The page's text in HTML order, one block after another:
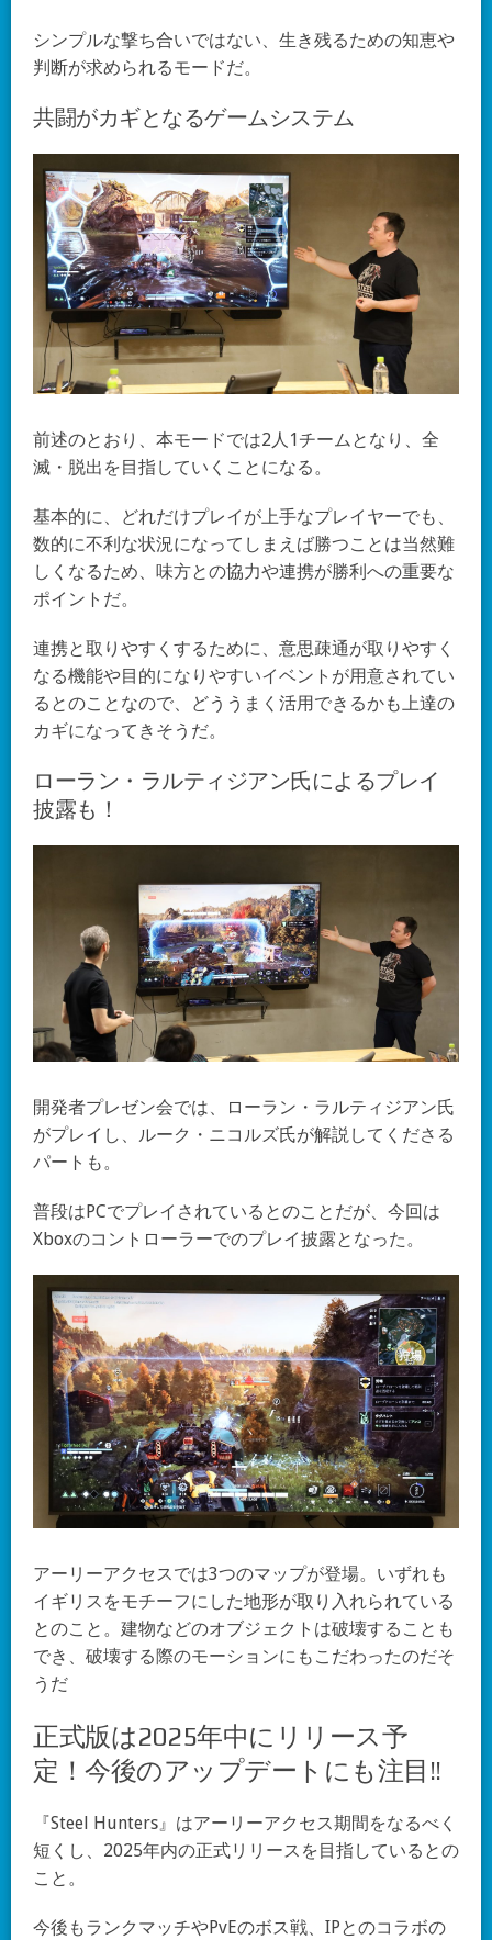
シンプルな撃ち合いではない、生き残るための知恵や
判断が求められるモードだ。
共闘がカギとなるゲームシステム
前述のとおり、本モードでは2人1チームとなり、全
滅・脱出を目指していくことになる。
基本的に、どれだけプレイが上手なプレイヤーでも、
数的に不利な状況になってしまえば勝つことは当然難
しくなるため、味方との協力や連携が勝利への重要な
ポイントだ。
連携と取りやすくするために、意思疎通が取りやすく
なる機能や目的になりやすいイベントが用意されてい
るとのことなので、どううまく活用できるかも上達の
カギになってきそうだ。
ローラン・ラルティジアン氏によるプレイ
披露も！
開発者プレゼン会では、ローラン・ラルティジアン氏
がプレイし、ルーク・ニコルズ氏が解説してくださる
パートも。
普段はPCでプレイされているとのことだが、今回は
Xboxのコントローラーでのプレイ披露となった。
アーリーアクセスでは3つのマップが登場。いずれも
イギリスをモチーフにした地形が取り入れられている
とのこと。建物などのオブジェクトは破壊することも
でき、破壊する際のモーションにもこだわったのだそ
うだ
正式版は2025年中にリリース予
定！今後のアップデートにも注目!!
『Steel Hunters』はアーリーアクセス期間をなるべく
短くし、2025年内の正式リリースを目指しているとの
こと。
今後もランクマッチやPvEのボス戦、IPとのコラボの